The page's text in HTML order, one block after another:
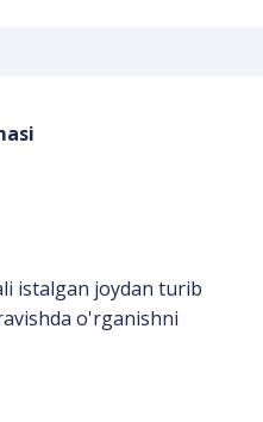
istalgan joydan turib
o'rganishni